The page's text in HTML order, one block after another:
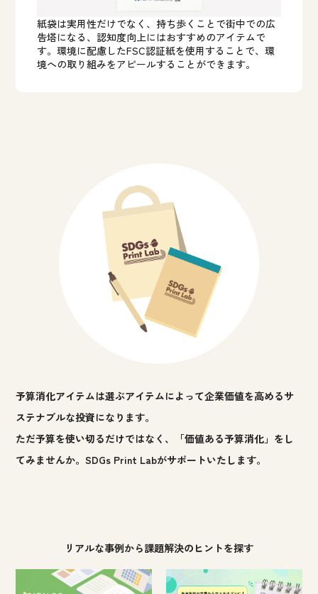
紙袋は実用性だけでなく、持ち歩くことで街中での広
告塔になる、認知度向上にはおすすめのアイテムで
す。環境に配慮したFSC認証紙を使用することで、環
境への取り組みをアピールすることができます。
予算消化アイテムは選ぶアイテムによって企業価値を高めるサ
ステナブルな投資になります。
ただ予算を使い切るだけではなく、
「価値ある予算消化」をし
てみませんか。SDGs Print Labがサポートいたします。
リアルな事例から課題解決のヒントを探す